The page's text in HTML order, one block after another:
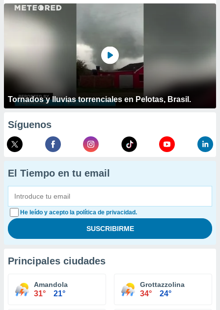
Tornados y lluvias torrenciales en Pelotas, Brasil.
Síguenos
El Tiempo en tu email
He leído y acepto la política de privacidad.
Principales ciudades
Amandola
31° 21°
Grottazzolina
34° 24°